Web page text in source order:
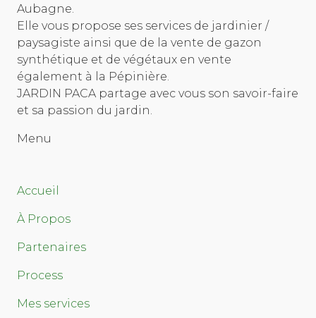
Aubagne.
Elle vous propose ses services de jardinier /
paysagiste ainsi que de la vente de gazon
synthétique et de végétaux en vente
également à la Pépinière.
JARDIN PACA partage avec vous son savoir-faire
et sa passion du jardin.
Menu
Accueil
À Propos
Partenaires
Process
Mes services